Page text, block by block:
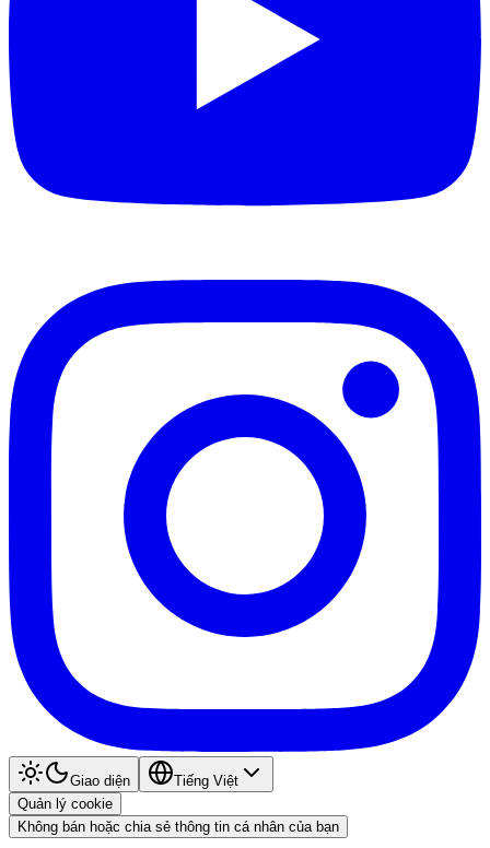
Giao diện
Tiếng Việt
Quản lý cookie
Không bán hoặc chia sẻ thông tin cá nhân của bạn